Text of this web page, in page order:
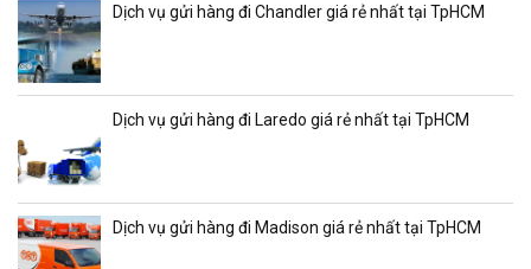
Dịch vụ gửi hàng đi Chandler giá rẻ nhất tại TpHCM
Dịch vụ gửi hàng đi Laredo giá rẻ nhất tại TpHCM
Dịch vụ gửi hàng đi Madison giá rẻ nhất tại TpHCM